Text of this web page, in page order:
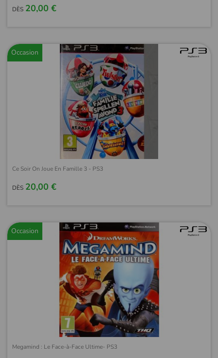
DÈS 20,00 €
Occasion
Ce Soir On Joue En Famille 3 - PS3
DÈS 20,00 €
Occasion
Megamind : Le Face-à-Face Ultime- PS3